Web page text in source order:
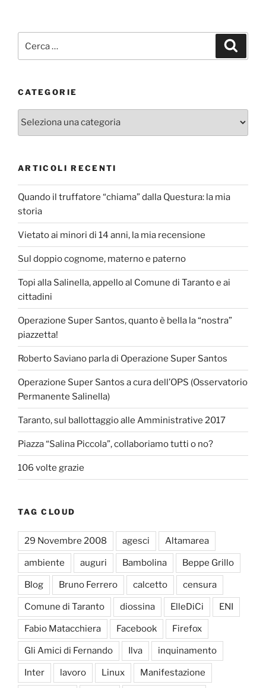
CATEGORIE
Categorie
ARTICOLI RECENTI
Quando il truffatore “chiama” dalla Questura: la mia
storia
Vietato ai minori di 14 anni, la mia recensione
Sul doppio cognome, materno e paterno
Topi alla Salinella, appello al Comune di Taranto e ai
cittadini
Operazione Super Santos, quanto è bella la “nostra”
piazzetta!
Roberto Saviano parla di Operazione Super Santos
Operazione Super Santos a cura dell’OPS (Osservatorio
Permanente Salinella)
Taranto, sul ballottaggio alle Amministrative 2017
Piazza “Salina Piccola”, collaboriamo tutti o no?
106 volte grazie
TAG CLOUD
29 Novembre 2008 agesci Altamarea
ambiente auguri Bambolina Beppe Grillo
Blog Bruno Ferrero calcetto censura
Comune di Taranto diossina ElleDiCi ENI
Fabio Matacchiera Facebook Firefox
Gli Amici di Fernando Ilva inquinamento
Inter lavoro Linux Manifestazione